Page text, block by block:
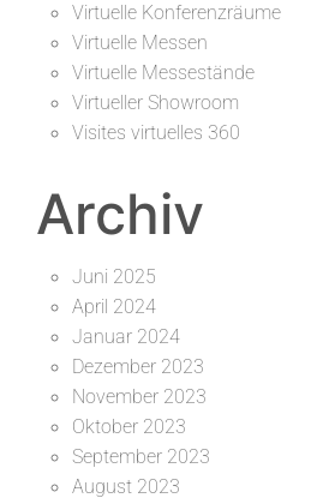
Virtuelle Konferenzräume
Virtuelle Messen
Virtuelle Messestände
Virtueller Showroom
Visites virtuelles 360
Archiv
Juni 2025
April 2024
Januar 2024
Dezember 2023
November 2023
Oktober 2023
September 2023
August 2023